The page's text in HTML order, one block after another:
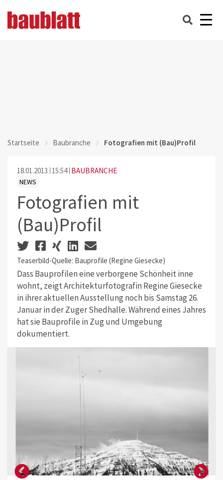
Startseite Baubranche Fotografien mit (Bau)Profil
18.01.2013 15:54 BAUBRANCHE
NEWS
Fotografien mit
(Bau)Profil
Teaserbild-Quelle: Bauprofile (Regine Giesecke)
Dass Bauprofilen eine verborgene Schönheit inne
wohnt, zeigt Architekturfotografin Regine Giesecke
in ihrer aktuellen Ausstellung noch bis Samstag 26.
Januar in der Zuger Shedhalle. Während eines Jahres
hat sie Bauprofile in Zug und Umgebung
dokumentiert.